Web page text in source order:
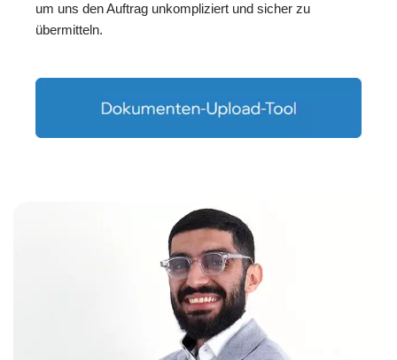
um uns den Auftrag unkompliziert und sicher zu
übermitteln.